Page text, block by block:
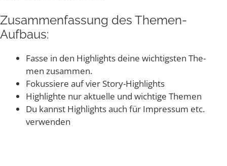
Zusam­men­fas­sung des Themen-
Aufbaus:
Fas­se in den High­lights dei­ne wich­tigs­ten The­
men zusammen.
Fokus­sie­re auf vier Story-Highlights
High­ligh­te nur aktu­el­le und wich­ti­ge Themen
Du kannst High­lights auch für Impres­sum etc.
verwenden